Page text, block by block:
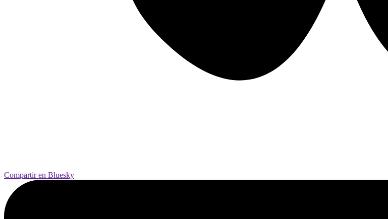
Compartir en Bluesky